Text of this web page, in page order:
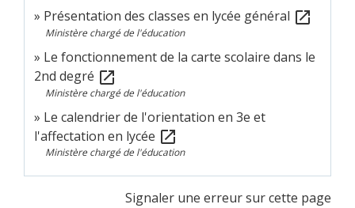
Présentation des classes en lycée général open_in_new
Ministère chargé de l'éducation
Le fonctionnement de la carte scolaire dans le
2nd degré open_in_new
Ministère chargé de l'éducation
Le calendrier de l'orientation en 3e et
l'affectation en lycée open_in_new
Ministère chargé de l'éducation
Signaler une erreur sur cette page